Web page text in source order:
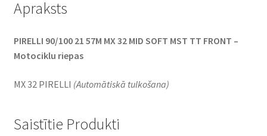
Apraksts
PIRELLI 90/100 21 57M MX 32 MID SOFT MST TT FRONT –
Motociklu riepas
MX 32 PIRELLI (Automātiskā tulkošana)
Saistītie Produkti